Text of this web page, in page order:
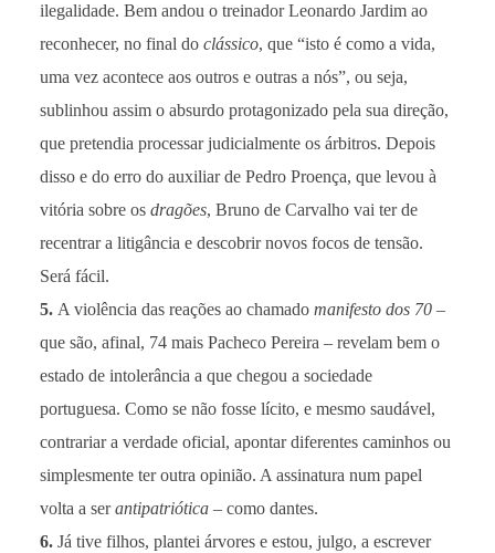
ilegalidade. Bem andou o treinador Leonardo Jardim ao
reconhecer, no final do clássico, que “isto é como a vida,
uma vez acontece aos outros e outras a nós”, ou seja,
sublinhou assim o absurdo protagonizado pela sua direção,
que pretendia processar judicialmente os árbitros. Depois
disso e do erro do auxiliar de Pedro Proença, que levou à
vitória sobre os dragões, Bruno de Carvalho vai ter de
recentrar a litigância e descobrir novos focos de tensão.
Será fácil.
5. A violência das reações ao chamado manifesto dos 70–
que são, afinal, 74 mais Pacheco Pereira – revelam bem o
estado de intolerância a que chegou a sociedade
portuguesa. Como se não fosse lícito, e mesmo saudável,
contrariar a verdade oficial, apontar diferentes caminhos ou
simplesmente ter outra opinião. A assinatura num papel
volta a serantipatriótica– como dantes.
6. Já tive filhos, plantei árvores e estou, julgo, a escrever